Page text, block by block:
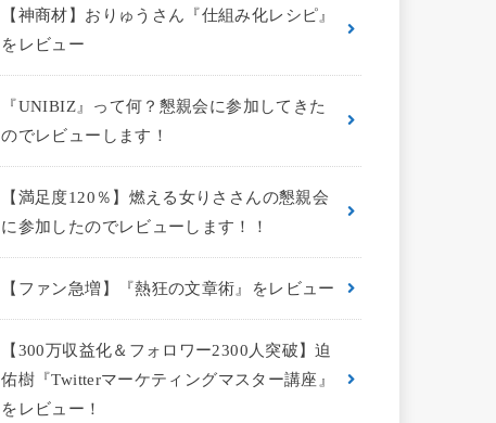
【神商材】おりゅうさん『仕組み化レシピ』
をレビュー
『UNIBIZ』って何？懇親会に参加してきた
のでレビューします！
【満足度120％】燃える女りささんの懇親会
に参加したのでレビューします！！
【ファン急増】『熱狂の文章術』をレビュー
【300万収益化＆フォロワー2300人突破】迫
佑樹『Twitterマーケティングマスター講座』
をレビュー！